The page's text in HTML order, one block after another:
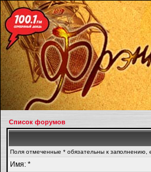
Список форумов
Поля отмеченные * обязательны к заполнению,
Имя: *